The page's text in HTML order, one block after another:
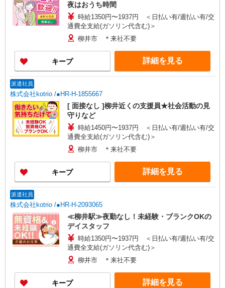
夜はおうち時間
時給1350円〜1937円 ＜日払い有/週払い有/交
通費全支給(ガソリン代含む)＞
柳井市 ＊来社不要
キープ 詳細を見る
派遣社員
株式会社kotrio /●HR-H-1855667
[ 面接なし ]柳井近くの支援員★社会活動の見
守りなど
時給1450円〜1937円 ＜日払い有/週払い有/交
通費全支給(ガソリン代含む)＞
柳井市 ＊来社不要
キープ 詳細を見る
派遣社員
株式会社kotrio /●HR-H-2093065
≪柳井駅≫夜勤なし！未経験・ブランクOKの
デイスタッフ
時給1350円〜1937円 ＜日払い有/週払い有/交
通費全支給(ガソリン代含む)＞
柳井市 ＊来社不要
キープ 詳細を見る